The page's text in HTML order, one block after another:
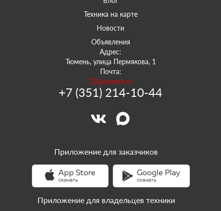
Техника на карте
Новости
Объявления
Адрес:
Тюмень, улица Пермякова, 1
Почта:
72@sowork.ru
+7 (351) 214-10-44
Приложение для заказчиков
Приложение для владельцев техники